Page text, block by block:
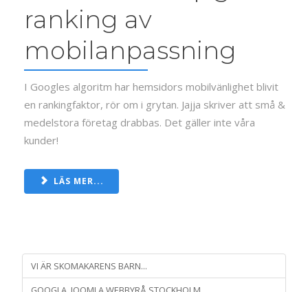
ranking av
mobilanpassning
I Googles algoritm har hemsidors mobilvänlighet blivit
en rankingfaktor, rör om i grytan. Jajja skriver att små &
medelstora företag drabbas. Det gäller inte våra
kunder!
LÄS MER...
VI ÄR SKOMAKARENS BARN...